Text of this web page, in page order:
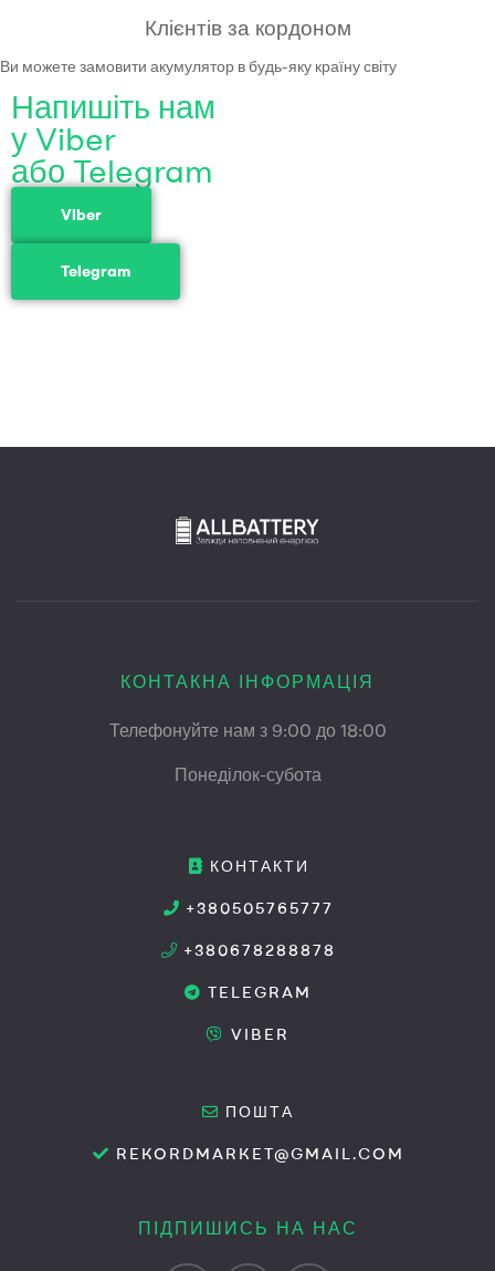
Клієнтів за кордоном
Ви можете замовити акумулятор в будь-яку країну світу
Напишіть нам
у Viber
або Telegram
Viber
Telegram
КОНТАКНА ІНФОРМАЦІЯ
Телефонуйте нам з 9:00 до 18:00
Понеділок-субота
КОНТАКТИ
+380505765777
+380678288878
TELEGRAM
VIBER
ПОШТА
REKORDMARKET@GMAIL.COM
ПІДПИШИСЬ НА НАС